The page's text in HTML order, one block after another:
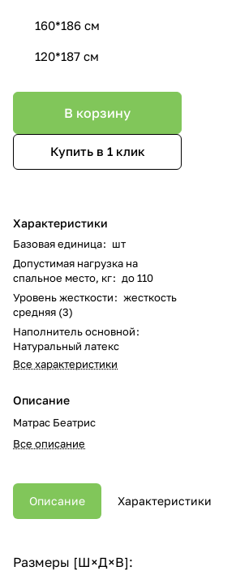
160*186 см
120*187 см
В корзину
Купить в 1 клик
Характеристики
Базовая единица: шт
Допустимая нагрузка на
спальное место, кг: до 110
Уровень жесткости: жесткость
средняя (3)
Наполнитель основной:
Натуральный латекс
Все характеристики
Описание
Матрас Беатрис
Все описание
Описание Характеристики
Размеры [Ш×Д×В]: